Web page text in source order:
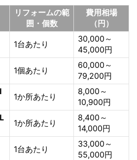
リフォームの範
囲・個数
費用相場
（円）
1台あたり
30,000～
45,000円
1個あたり
60,000～
79,200円
1か所あたり
8,000～
10,900円
1か所あたり
8,400～
14,000円
1台あたり
33,000～
55,000円